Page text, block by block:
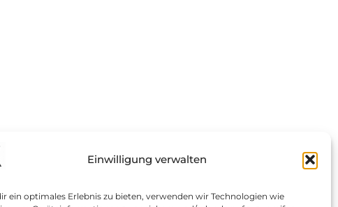
Einwilligung verwalten
ein optimales Erlebnis zu bieten, verwenden wir Technologien wie